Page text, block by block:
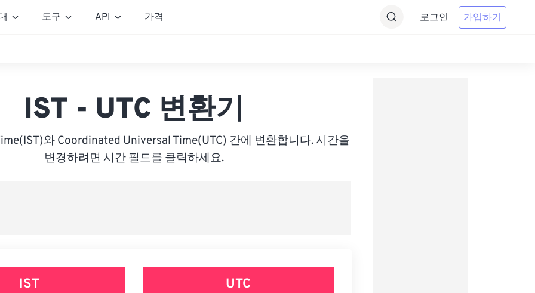
도구 API 가격 로그인 가입하기
IST - UTC 변환기
와 Coordinated Universal Time(UTC) 간에 변환합니다. 시간을
변경하려면 시간 필드를 클릭하세요.
IST UTC